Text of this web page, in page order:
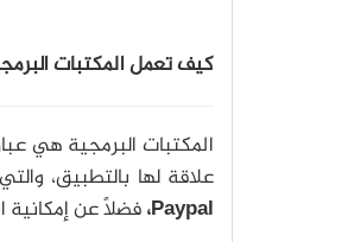
كيف تعمل المكتبات
المكتبات البرمجية هي
علاقة لها بالتطبيق،
Paypal، فضلًا عن إمكانية